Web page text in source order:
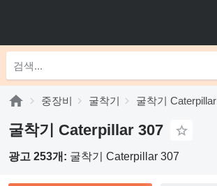
중장비 굴착기 굴착기 Caterpillar
굴착기 Caterpillar 307
광고 253개: 굴착기 Caterpillar 307